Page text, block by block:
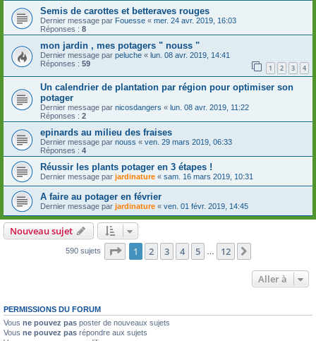
Semis de carottes et betteraves rouges
Dernier message par Fouesse « mer. 24 avr. 2019, 16:03
Réponses : 8
mon jardin , mes potagers " nouss "
Dernier message par peluche « lun. 08 avr. 2019, 14:41
Réponses : 59 1 2 3 4
Un calendrier de plantation par région pour optimiser son
potager
Dernier message par nicosdangers « lun. 08 avr. 2019, 11:22
Réponses : 2
epinards au milieu des fraises
Dernier message par nouss « ven. 29 mars 2019, 06:33
Réponses : 4
Réussir les plants potager en 3 étapes !
Dernier message par jardinature « sam. 16 mars 2019, 10:31
A faire au potager en février
Dernier message par jardinature « ven. 01 févr. 2019, 14:45
Nouveau sujet
590 sujets Page 1sur12
1 2 3 4 5 12
Aller à
PERMISSIONS DU FORUM
Vous ne pouvez pas poster de nouveaux sujets
Vous ne pouvez pas répondre aux sujets